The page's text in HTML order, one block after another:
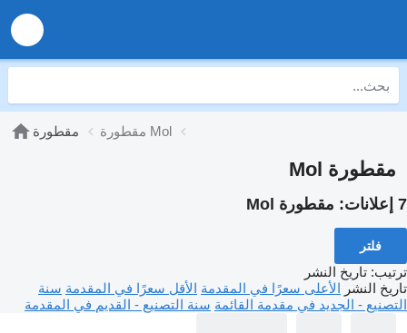
مقطورة مقطورة Mol
مقطورة Mol
7 إعلانات: مقطورة Mol
فلتر
ترتيب: تاريخ النشر
تاريخ النشر الأعلى سعرًا في المقدمة الأقل سعرًا في المقدمة سنة
التصنيع - الجديد في مقدمة القائمة سنة التصنيع - القديم في المقدمة